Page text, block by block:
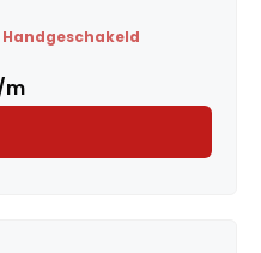
Handgeschakeld